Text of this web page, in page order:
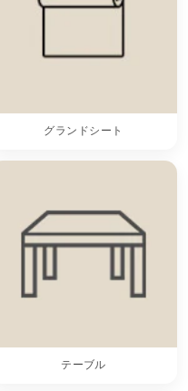
グランドシート
テーブル